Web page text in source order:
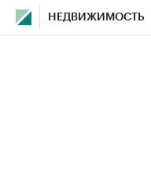
НЕДВИЖИМОСТЬ